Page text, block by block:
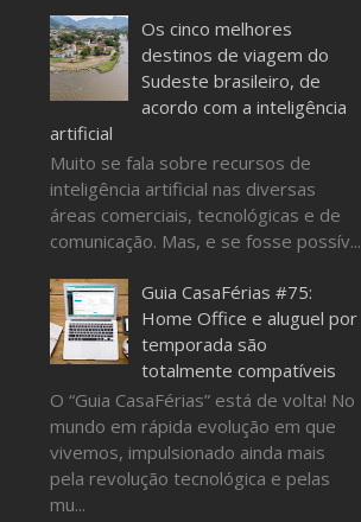
Os cinco melhores
destinos de viagem do
Sudeste brasileiro, de
acordo com a inteligência
artificial
Muito se fala sobre recursos de
inteligência artificial nas diversas
áreas comerciais, tecnológicas e de
comunicação. Mas, e se fosse possív...
Guia CasaFérias #75:
Home Office e aluguel por
temporada são
totalmente compatíveis
O “Guia CasaFérias” está de volta! No
mundo em rápida evolução em que
vivemos, impulsionado ainda mais
pela revolução tecnológica e pelas
mu...